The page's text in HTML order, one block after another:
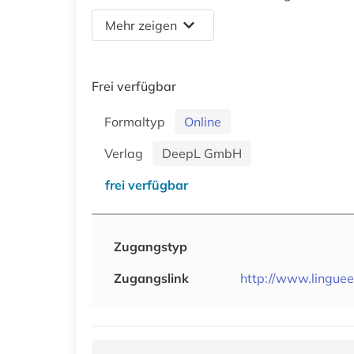
Mehr zeigen
Frei verfügbar
Formaltyp
Online
Verlag
DeepL GmbH
frei verfügbar
Zugangstyp
Zugangslink
http://